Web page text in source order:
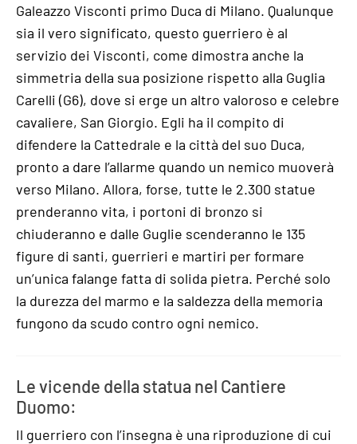
Galeazzo Visconti primo Duca di Milano. Qualunque
sia il vero significato, questo guerriero è al
servizio dei Visconti, come dimostra anche la
simmetria della sua posizione rispetto alla Guglia
Carelli (G6), dove si erge un altro valoroso e celebre
cavaliere, San Giorgio. Egli ha il compito di
difendere la Cattedrale e la città del suo Duca,
pronto a dare l’allarme quando un nemico muoverà
verso Milano. Allora, forse, tutte le 2.300 statue
prenderanno vita, i portoni di bronzo si
chiuderanno e dalle Guglie scenderanno le 135
figure di santi, guerrieri e martiri per formare
un’unica falange fatta di solida pietra. Perché solo
la durezza del marmo e la saldezza della memoria
fungono da scudo contro ogni nemico.
Le vicende della statua nel Cantiere
Duomo:
Il guerriero con l’insegna è una riproduzione di cui